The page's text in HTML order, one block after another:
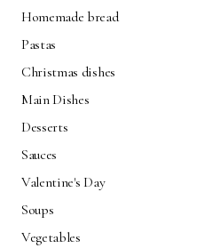
Homemade bread
Pastas
Christmas dishes
Main Dishes
Desserts
Sauces
Valentine's Day
Soups
Vegetables